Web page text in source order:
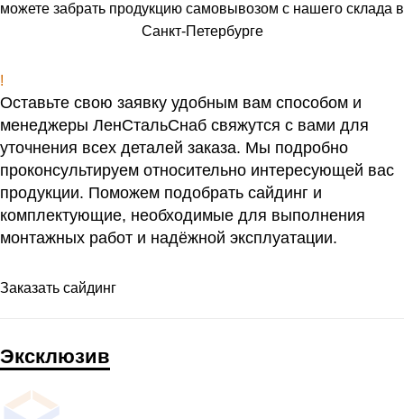
можете забрать продукцию самовывозом с нашего склада в
Санкт-Петербурге
!
Оставьте свою заявку удобным вам способом и
менеджеры ЛенСтальСнаб свяжутся с вами для
уточнения всех деталей заказа. Мы подробно
проконсультируем относительно интересующей вас
продукции. Поможем подобрать сайдинг и
комплектующие, необходимые для выполнения
монтажных работ и надёжной эксплуатации.
Заказать сайдинг
Эксклюзив